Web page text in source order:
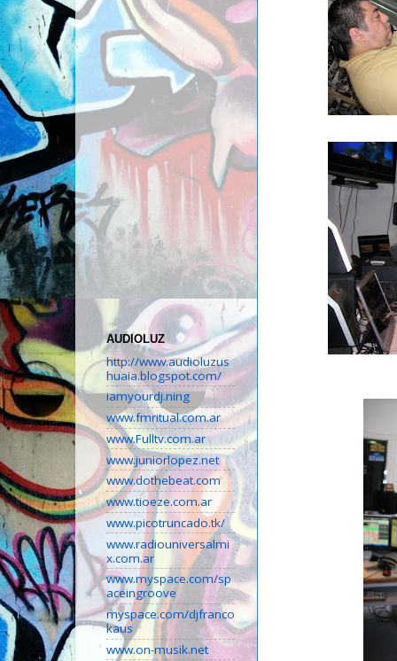
AUDIOLUZ
http://www.audioluzus
huaia.blogspot.com/
iamyourdj.ning
www.fmritual.com.ar
www.Fulltv.com.ar
www.juniorlopez.net
www.dothebeat.com
www.tioeze.com.ar
www.picotruncado.tk/
www.radiouniversalmi
x.com.ar
www.myspace.com/sp
aceingroove
myspace.com/djfranco
kaus
www.on-musik.net